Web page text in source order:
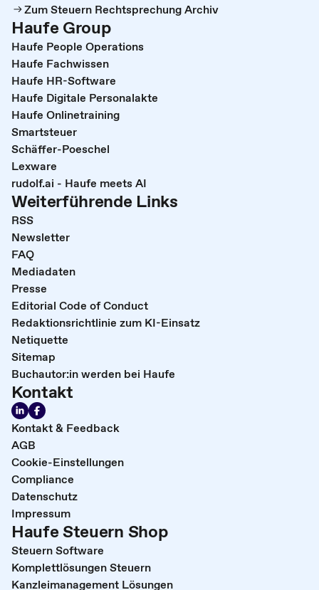
Zum Steuern Rechtsprechung Archiv
Haufe Group
Haufe People Operations
Haufe Fachwissen
Haufe HR-Software
Haufe Digitale Personalakte
Haufe Onlinetraining
Smartsteuer
Schäffer-Poeschel
Lexware
rudolf.ai - Haufe meets AI
Weiterführende Links
RSS
Newsletter
FAQ
Mediadaten
Presse
Editorial Code of Conduct
Redaktionsrichtlinie zum KI-Einsatz
Netiquette
Sitemap
Buchautor:in werden bei Haufe
Kontakt
Kontakt & Feedback
AGB
Cookie-Einstellungen
Compliance
Datenschutz
Impressum
Haufe Steuern Shop
Steuern Software
Komplettlösungen Steuern
Kanzleimanagement Lösungen